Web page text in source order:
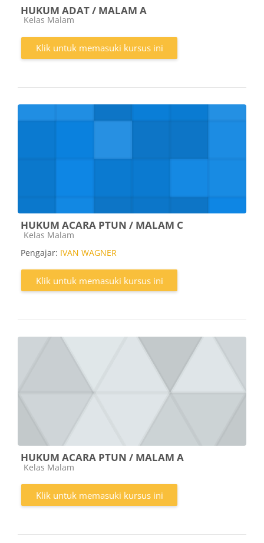
HUKUM ADAT / MALAM A
Kategori kursus
Kelas Malam
Klik untuk memasuki kursus ini
HUKUM ACARA PTUN / MALAM C
Kategori kursus
Kelas Malam
Pengajar: IVAN WAGNER
Klik untuk memasuki kursus ini
HUKUM ACARA PTUN / MALAM A
Kategori kursus
Kelas Malam
Klik untuk memasuki kursus ini